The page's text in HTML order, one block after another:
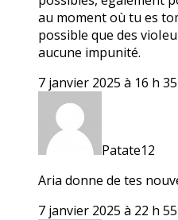
au moment où tu es
possible que des
aucune impunité.
7 janvier 2025 à 16 h
Patate12
Aria donne de tes
7 janvier 2025 à 22 h